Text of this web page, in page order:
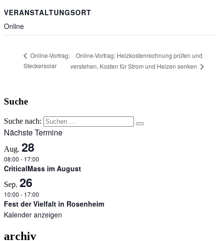
VERANSTALTUNGSORT
Online
Online-Vortrag:
Steckersolar
Online-Vortrag: Heizkostenrechnung prüfen und
verstehen, Kosten für Strom und Heizen senken
Suche
Suche nach:
Nächste Termine
Aug. 28
08:00 - 17:00
CriticalMass im August
Sep. 26
10:00 - 17:00
Fest der Vielfalt in Rosenheim
Kalender anzeigen
archiv